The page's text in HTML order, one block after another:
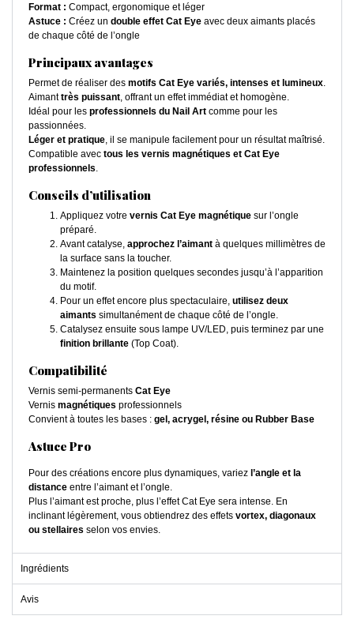
Format : Compact, ergonomique et léger
Astuce : Créez un double effet Cat Eye avec deux aimants placés
de chaque côté de l’ongle
Principaux avantages
Permet de réaliser des motifs Cat Eye variés, intenses et lumineux.
Aimanttrès puissant, offrant un effet immédiat et homogène.
Idéal pour les professionnels du Nail Art comme pour les
passionnées.
Léger et pratique, il se manipule facilement pour un résultat maîtrisé.
Compatible avec tous les vernis magnétiques et Cat Eye
professionnels.
Conseils d’utilisation
Appliquez votre vernis Cat Eye magnétique sur l’ongle
préparé.
Avant catalyse, approchez l’aimant à quelques millimètres de
la surface sans la toucher.
Maintenez la position quelques secondes jusqu’à l’apparition
du motif.
Pour un effet encore plus spectaculaire, utilisez deux
aimants simultanément de chaque côté de l’ongle.
Catalysez ensuite sous lampe UV/LED, puis terminez par une
finition brillante (Top Coat).
Compatibilité
Vernis semi-permanents Cat Eye
Vernis magnétiques professionnels
Convient à toutes les bases : gel, acrygel, résine ou Rubber Base
Astuce Pro
Pour des créations encore plus dynamiques, variez l’angle et la
distance entre l’aimant et l’ongle.
Plus l’aimant est proche, plus l’effet Cat Eye sera intense. En
inclinant légèrement, vous obtiendrez des effets vortex, diagonaux
ou stellaires selon vos envies.
Ingrédients
Avis